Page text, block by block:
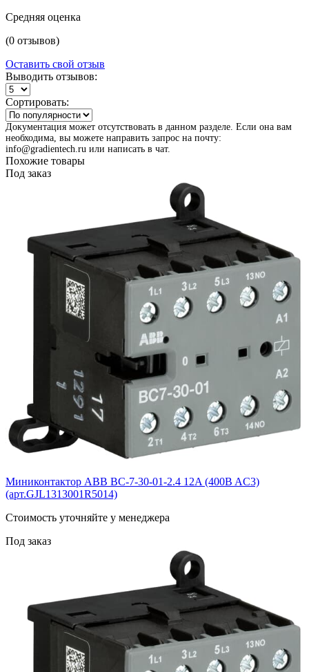
Средняя оценка
(0 отзывов)
Оставить свой отзыв
Выводить отзывов:
Сортировать:
Документация может отсутствовать в данном разделе. Если она вам
необходима, вы можете направить запрос на почту:
info@gradientech.ru или написать в чат.
Похожие товары
Под заказ
Миниконтактор ABB BС-7-30-01-2.4 12A (400B AC3)
(арт.GJL1313001R5014)
Cтоимость уточняйте у менеджера
Под заказ